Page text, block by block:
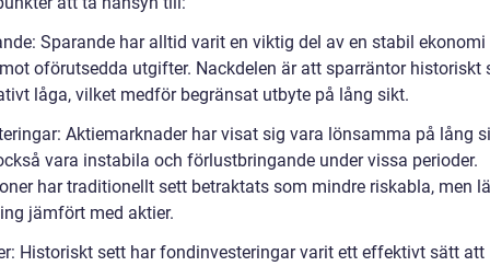
Sparande har alltid varit en viktig del av en stabil
oförutsedda utgifter. Nackdelen är att sparräntor historiskt
låga, vilket medför begränsat utbyte på lång sikt.
Aktiemarknader har visat sig vara lönsamma på lång
vara instabila och förlustbringande under vissa perioder.
har traditionellt sett betraktats som mindre riskabla, men
jämfört med aktier.
Historiskt sett har fondinvesteringar varit ett effektivt sätt att